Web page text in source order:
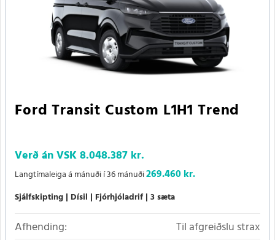
Ford Transit Custom L1H1 Trend
Verð án VSK8.048.387 kr.
Langtímaleiga á mánuði í 36 mánuði269.460 kr.
Sjálfskipting Dísil Fjórhjóladrif 3 sæta
Afhending:
Til afgreiðslu strax